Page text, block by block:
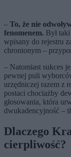
– To, że nie
fenomenem. Był
wpisany do rejestru
chronionym –
– Natomiast sukces
pewnej puli
urzędniczej razem z
postaci chociażby
głosowania, która
dwukadencyjność –
Dlaczego
cierpliwość?